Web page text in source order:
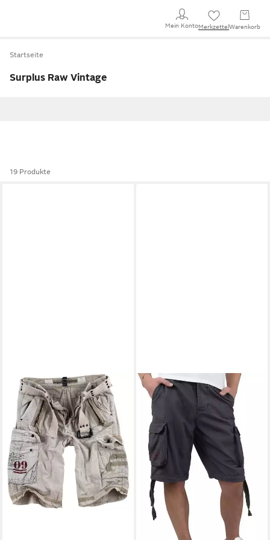
Mein KontoMerkzettel Warenkorb
Startseite
Surplus Raw Vintage
19 Produkte